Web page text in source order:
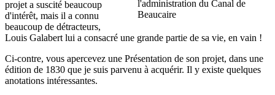
projet a suscité beaucoup
d'intérêt, mais il a connu
beaucoup de détracteurs,
Louis Galabert lui a consacré une grande partie de sa vie, en vain !
Ci-contre, vous apercevez une Présentation de son projet, dans une
édition de 1830 que je suis parvenu à acquérir. Il y existe quelques
anotations intéressantes.